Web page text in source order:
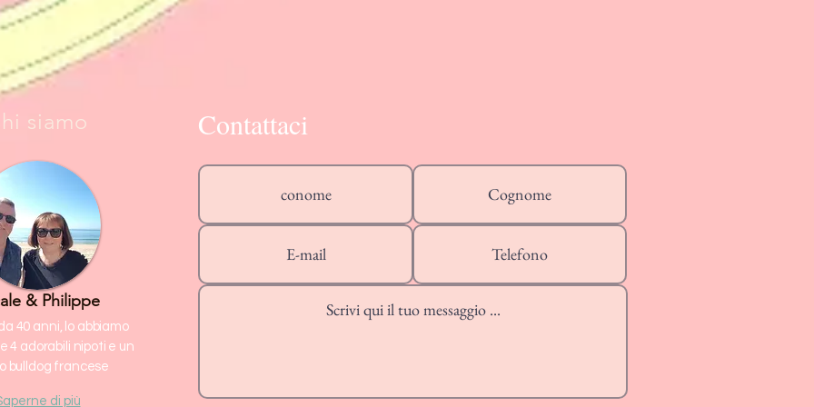
siamo
40 anni, lo abbiamo
4 adorabili nipoti e un
bulldog francese
di più
Contattaci
& Philippe